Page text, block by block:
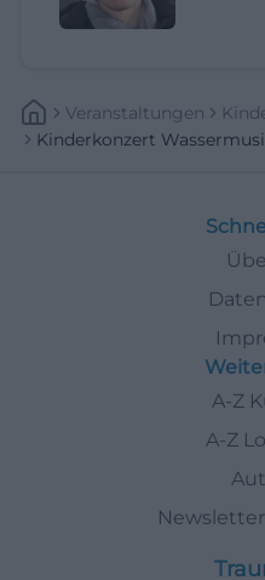
Veranstaltungen
Kinderkonzert
A-Z
A-Z